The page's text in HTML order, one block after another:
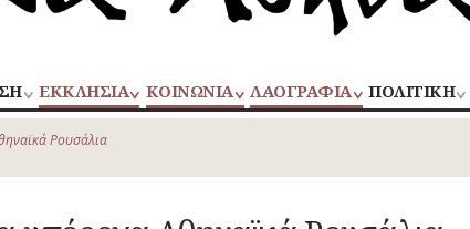
ΕΚΚΛΗΣΙΑ
ΝΑΟΙ
–
ΚΟΙΝΩΝΙΑ
ΑΝΘΡΩΠΙΝΕΣ
ΑΣΤΥΝΟΜΙΑ
ΛΑΟΓΡΑΦΙΑ
ΛΑΙΚΗ
ΠΟΛΙΤΙΚΗ
ΕΚΛΟΓΕΣ
ΚΙΝΗΜΑΤΑ
Ρουσάλια